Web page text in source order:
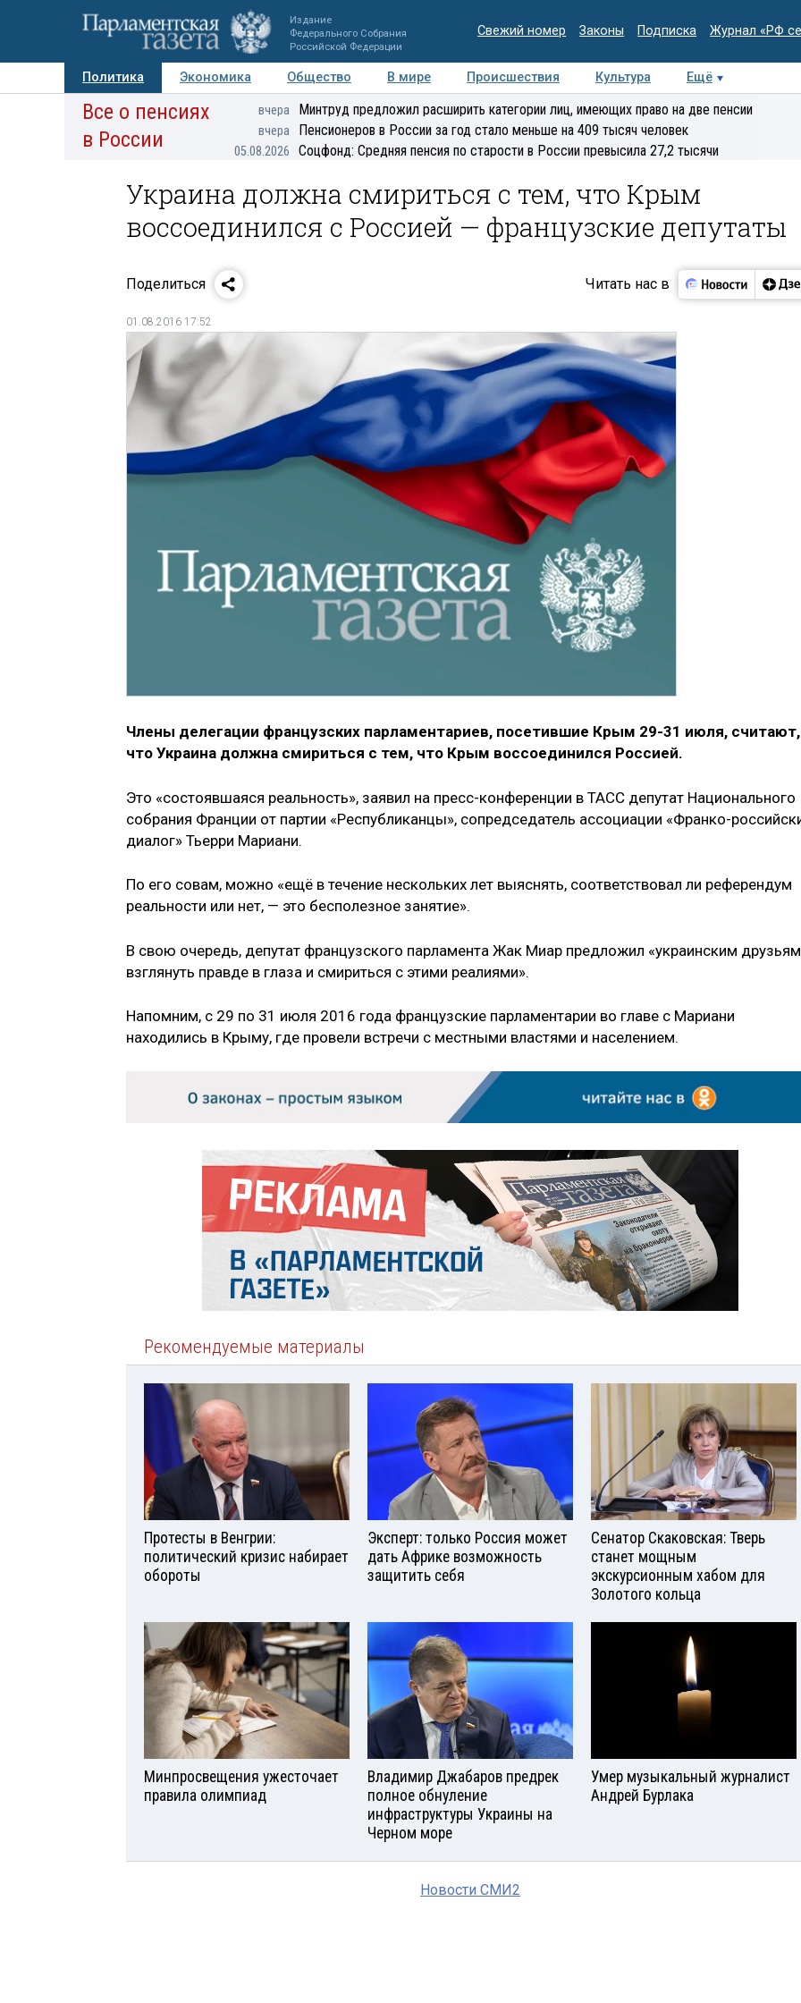
Издание
Федерального Собрания
Российской Федерации
Свежий номер Законы Подписка Журнал «РФ
Политика Экономика Общество В мире Происшествия Культура
Ещё
Авторы Персоны Мнения Регионы Медиацентр Интервью Колумнисты
Все о пенсиях
в России
вчера Минтруд предложил расширить категории лиц, имеющих право на две пенсии
вчера Пенсионеров в России за год стало меньше на 409 тысяч человек
05.08.2026 Соцфонд: Средняя пенсия по старости в России превысила 27,2 тысячи
Украина должна смириться с тем, что Крым
воссоединился с Россией — французские депутаты
Поделиться Читать нас в
01.08.2016 17:52
Члены делегации французских парламентариев, посетившие Крым 29-31 июля, считают,
что Украина должна смириться с тем, что Крым воссоединился Россией.
Это «состоявшаяся реальность», заявил на пресс-конференции в ТАСС депутат Национального
собрания Франции от партии «Республиканцы», сопредседатель ассоциации «Франко-
диалог» Тьерри Мариани.
По его совам, можно «ещё в течение нескольких лет выяснять, соответствовал ли референдум
реальности или нет, — это бесполезное занятие».
В свою очередь, депутат французского парламента Жак Миар предложил «украинским друзьям
взглянуть правде в глаза и смириться с этими реалиями».
Напомним, с 29 по 31 июля 2016 года французские парламентарии во главе с Мариани
находились в Крыму, где провели встречи с местными властями и населением.
Рекомендуемые материалы
Протесты в Венгрии:
политический кризис набирает
обороты
Эксперт: только Россия может
дать Африке возможность
защитить себя
Сенатор Скаковская: Тверь
станет мощным
экскурсионным хабом для
Золотого кольца
Минпросвещения ужесточает
правила олимпиад
Владимир Джабаров предрек
полное обнуление
инфраструктуры Украины на
Черном море
Умер музыкальный журналист
Андрей Бурлака
Новости СМИ2